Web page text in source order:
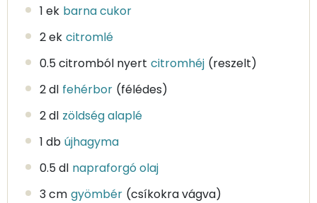
1 ek barna cukor
2 ek citromlé
0.5 citromból nyert citromhéj (reszelt)
2 dl fehérbor (félédes)
2 dl zöldség alaplé
1 db újhagyma
0.5 dl napraforgó olaj
3 cm gyömbér (csíkokra vágva)